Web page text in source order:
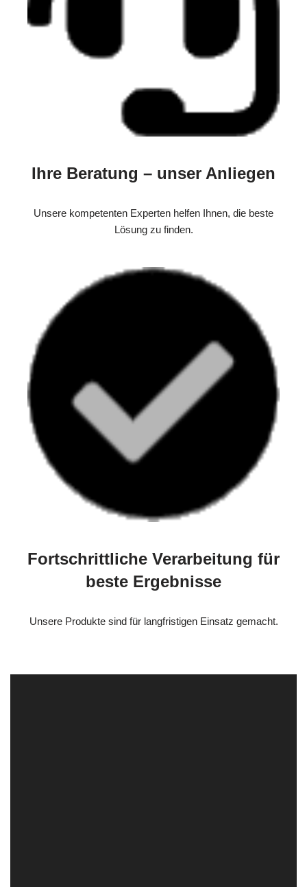
Ihre Beratung – unser Anliegen
Unsere kompetenten Experten helfen Ihnen, die beste
Lösung zu finden.
Fortschrittliche Verarbeitung für
beste Ergebnisse
Unsere Produkte sind für langfristigen Einsatz gemacht.